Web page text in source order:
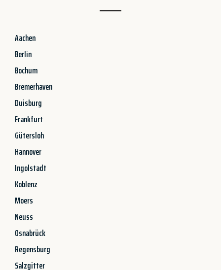
Aachen
Berlin
Bochum
Bremerhaven
Duisburg
Frankfurt
Gütersloh
Hannover
Ingolstadt
Koblenz
Moers
Neuss
Osnabrück
Regensburg
Salzgitter